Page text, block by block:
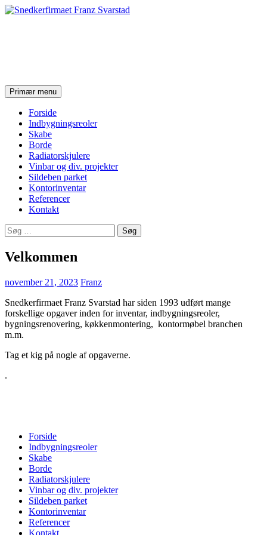
SøgPrimær menu Hop
til
Forside
Indbygningsreoler
Skabe
Borde
Radiatorskjulere
Vinbar og div. projekter
Sildeben parket
Kontorinventar
Referencer
Kontakt
Søg
efter:
Velkommen
november 21, 2023 Franz
Snedkerfirmaet Franz Svarstad har siden 1993 udført mange
forskellige opgaver inden for inventar, indbygningsreoler,
bygningsrenovering, køkkenmontering, kontormøbel branchen
m.m.
Tag et kig på nogle af opgaverne.
.
Forside
Indbygningsreoler
Skabe
Borde
Radiatorskjulere
Vinbar og div. projekter
Sildeben parket
Kontorinventar
Referencer
Kontakt